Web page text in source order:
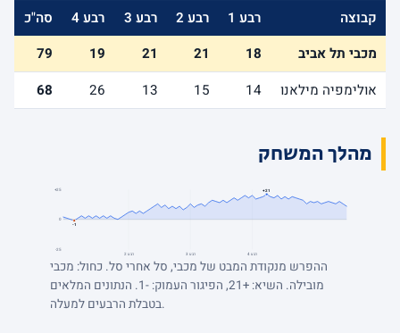
קבוצה רבע 1 רבע 2 רבע 3 רבע 4
סה"כ
מכבי תל אביב
18
21
21
19
79
אולימפיה מילאנו
14
15
13
26
68
מהלך המשחק
+25
0
-25
+21
-1
רבע 2 רבע 3 רבע 4
ההפרש מנקודת המבט של מכבי, סל אחרי סל. כחול: מכבי
מובילה. השיא: +21, הפיגור העמוק: -1. הנתונים המלאים
בטבלת הרבעים למעלה.